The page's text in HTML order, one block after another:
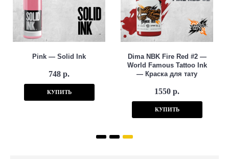
Pink — Solid Ink
748 р.
КУПИТЬ
Dima NBK Fire Red #2 —
World Famous Tattoo Ink
— Краска для тату
1550 р.
КУПИТЬ